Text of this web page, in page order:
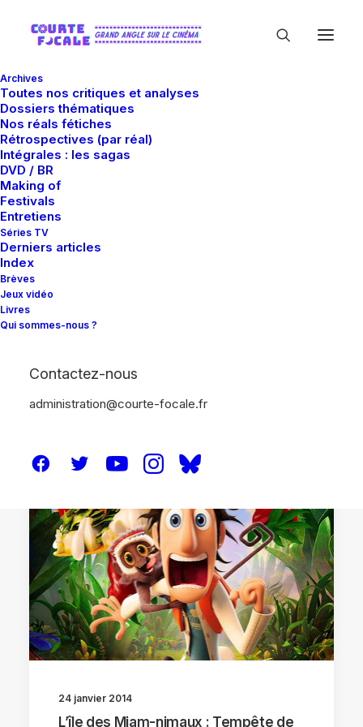
Archives
Toutes nos critiques et analyses
Dossiers thématiques
Nos réals fétiches
Rétrospectives (par réal)
Intégrales : les sagas
DVD / BR
Making of
Festivals
Entretiens
Séries TV
Derniers articles
Index
Brèves
Jeux vidéo
Livres
Qui sommes-nous ?
Contactez-nous
administration@courte-focale.fr
24 janvier 2014
L’île des Miam-nimaux : Tempête de